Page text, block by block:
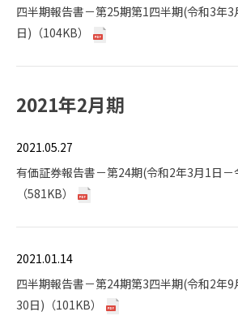
四半期報告書－第25期第1四半期(令和3年
日)（104KB）
2021年2月期
2021.05.27
有価証券報告書－第24期(令和2年3月1日
（581KB）
2021.01.14
四半期報告書－第24期第3四半期(令和2年
30日)（101KB）